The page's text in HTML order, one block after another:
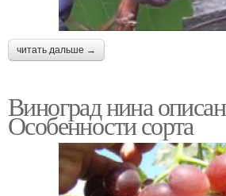
читать дальше →
Виноград нина
Особенности сорта